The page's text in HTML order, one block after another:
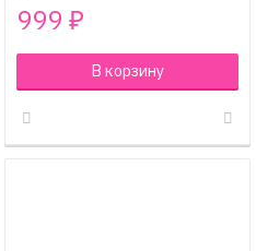
999 ₽
В корзину